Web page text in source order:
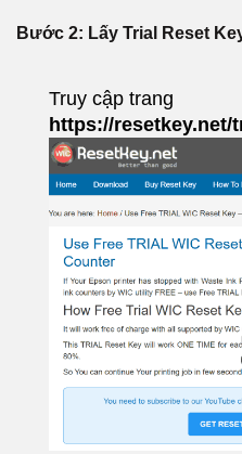
Bước 2: Lấy Trial Reset
Truy cập trang
https://resetkey.net/